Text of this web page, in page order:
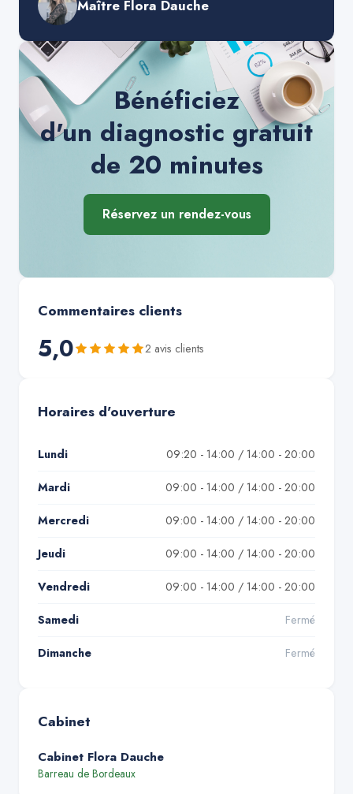
Maître Flora Dauche
Bénéficiez
d'un diagnostic gratuit
de 20 minutes
Réservez un rendez-vous
Commentaires clients
5,0 2 avis clients
Horaires d'ouverture
Lundi 09:20 - 14:00 / 14:00 - 20:00
Mardi 09:00 - 14:00 / 14:00 - 20:00
Mercredi 09:00 - 14:00 / 14:00 - 20:00
Jeudi 09:00 - 14:00 / 14:00 - 20:00
Vendredi 09:00 - 14:00 / 14:00 - 20:00
Samedi Fermé
Dimanche Fermé
Cabinet
Cabinet Flora Dauche
Barreau de Bordeaux